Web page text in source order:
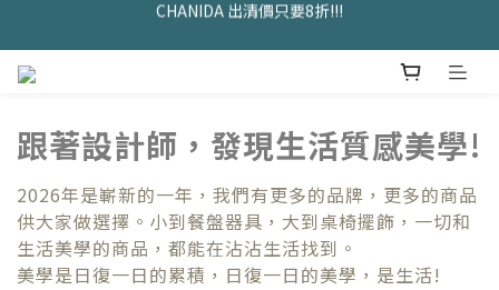
久坐神器>>坐&靠墊組合只要$1488
久坐神器>>坐&靠墊組合只要$1488
跟著設計師，發現生活質感美學!
2026年是嶄新的一年，我們有更多的品牌，更多的商品
供大家做選擇。小到餐盤器具，大到桌椅擺飾，一切和
生活美學的商品，都能在沾沾生活找到。
美學是日復一日的累積，日復一日的美學，是生活!